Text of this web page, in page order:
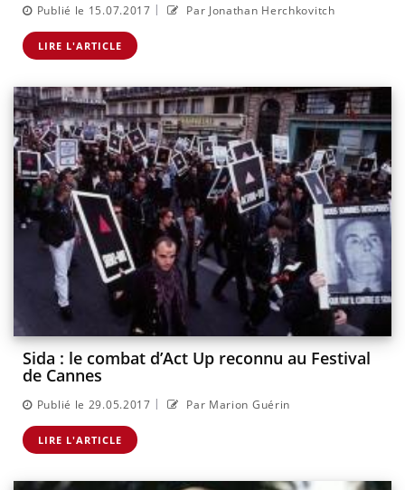
Publié le 15.07.2017 | Par Jonathan Herchkovitch
LIRE L'ARTICLE
Sida : le combat d’Act Up reconnu au Festival
de Cannes
Publié le 29.05.2017 | Par Marion Guérin
LIRE L'ARTICLE